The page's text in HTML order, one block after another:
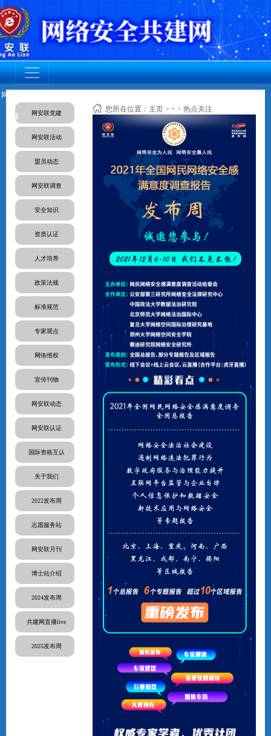
网安联党
建 网安联党建
网安联活动
盟员动态
网安联调查
安全知识
资质认证
人才培养
政策法规
标准规范
专家观点
网络维权
宣传刊物
网安联动态
网安联认证
国际资格互认
关于我们
2022发布周
志愿服务站
网安联月刊
博士站介绍
2024发布周
共建网直播live
2025发布周
您所在位置： 主页 >>> 热点关注